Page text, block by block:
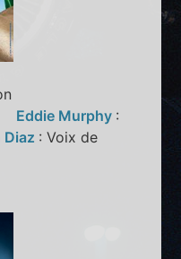
Eddie Murphy :
Diaz : Voix de